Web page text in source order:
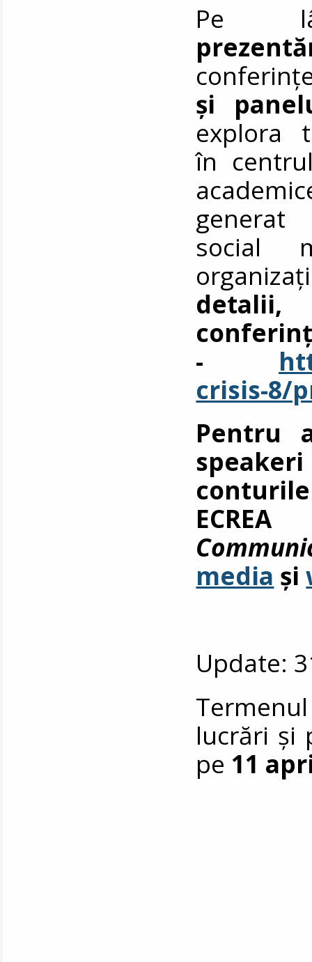
Pe
și
explora
în
generat
social
-
crisis-8/
Pentru
media și
Update:
lucrări și
pe 11